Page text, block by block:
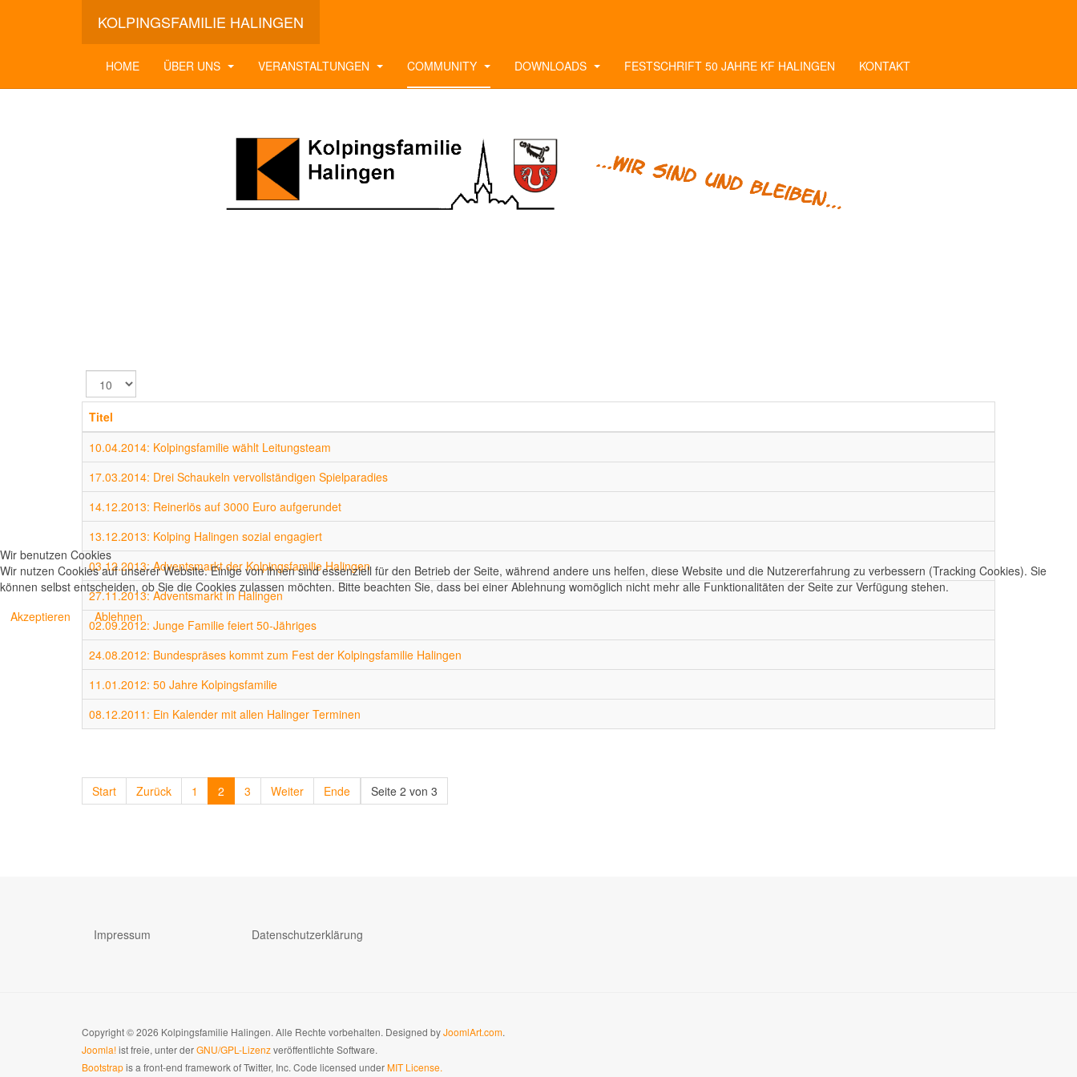
KOLPINGSFAMILIE HALINGEN
HOME ÜBER UNS VERANSTALTUNGEN COMMUNITY DOWNLOADS FESTSCHRIFT 50 JAHRE KF HALINGEN KONTAKT
Anzeige
#
Titel
10.04.2014: Kolpingsfamilie wählt Leitungsteam
17.03.2014: Drei Schaukeln vervollständigen Spielparadies
14.12.2013: Reinerlös auf 3000 Euro aufgerundet
13.12.2013: Kolping Halingen sozial engagiert
03.12.2013: Adventsmarkt der Kolpingsfamilie Halingen
27.11.2013: Adventsmarkt in Halingen
02.09.2012: Junge Familie feiert 50-Jähriges
24.08.2012: Bundespräses kommt zum Fest der Kolpingsfamilie Halingen
11.01.2012: 50 Jahre Kolpingsfamilie
08.12.2011: Ein Kalender mit allen Halinger Terminen
Seite 2 von 3
Start Zurück 1 2 3 Weiter Ende
Impressum Datenschutzerklärung
Copyright © 2026 Kolpingsfamilie Halingen. Alle Rechte vorbehalten. Designed byJoomlArt.com.
Joomla!ist freie, unter derGNU/GPL-Lizenzveröffentlichte Software.
Bootstrapis a front-end framework of Twitter, Inc. Code licensed underMIT License.
Wir benutzen Cookies
Wir nutzen Cookies auf unserer Website. Einige von ihnen sind essenziell für den Betrieb der Seite, während andere uns helfen, diese Website und die Nutzererfahrung zu verbessern (Tracking Cookies). Sie
können selbst entscheiden, ob Sie die Cookies zulassen möchten. Bitte beachten Sie, dass bei einer Ablehnung womöglich nicht mehr alle Funktionalitäten der Seite zur Verfügung stehen.
Akzeptieren
Ablehnen